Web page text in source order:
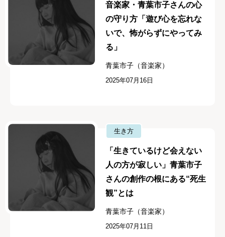
音楽家・青葉市子さんの心
の守り方「遊び心を忘れな
いで、怖がらずにやってみ
る」
青葉市子（音楽家）
2025年07月16日
生き方
「生きているけど会えない
人の方が寂しい」青葉市子
さんの創作の根にある“死生
観”とは
青葉市子（音楽家）
2025年07月11日